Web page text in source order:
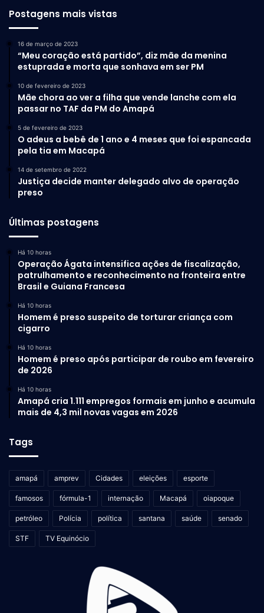
Postagens mais vistas
16 de março de 2023
“Meu coração está partido”, diz mãe da menina
estuprada e morta que sonhava em ser PM
10 de fevereiro de 2023
Mãe chora ao ver a filha que vende lanche com ela
passar no TAF da PM do Amapá
5 de fevereiro de 2023
O adeus a bebê de 1 ano e 4 meses que foi espancada
pela tia em Macapá
14 de setembro de 2022
Justiça decide manter delegado alvo de operação
preso
Últimas postagens
Há 10 horas
Operação Ágata intensifica ações de fiscalização,
patrulhamento e reconhecimento na fronteira entre
Brasil e Guiana Francesa
Há 10 horas
Homem é preso suspeito de torturar criança com
cigarro
Há 10 horas
Homem é preso após participar de roubo em fevereiro
de 2026
Há 10 horas
Amapá cria 1.111 empregos formais em junho e acumula
mais de 4,3 mil novas vagas em 2026
Tags
amapá amprev Cidades eleições esporte
famosos fórmula-1 internação Macapá oiapoque
petróleo Polícia política santana saúde senado
STF TV Equinócio